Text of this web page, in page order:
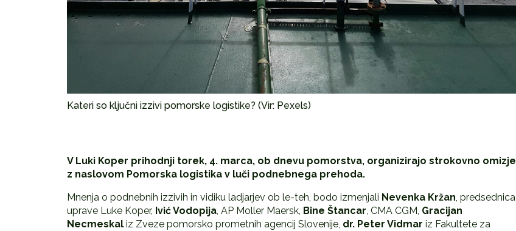
Kateri so ključni izzivi pomorske logistike? (Vir: Pexels)
V Luki Koper prihodnji torek, 4. marca, ob dnevu pomorstva, organizirajo strokovno omizje
z naslovom Pomorska logistika v luči podnebnega prehoda.
Mnenja o podnebnih izzivih in vidiku ladjarjev ob le-teh, bodo izmenjali Nevenka Kržan, predsednica
uprave Luke Koper, Ivić Vodopija, AP Moller Maersk, Bine Štancar, CMA CGM, Gracijan
Necmeskaliz Zveze pomorsko prometnih agencij Slovenije, dr. Peter Vidmar iz Fakultete za